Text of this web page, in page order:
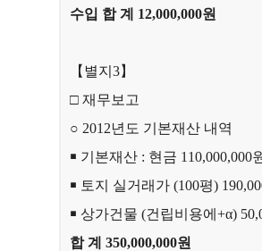
수입 합 계 12,000,000원
【별지3】
□ 재무보고
○ 2012년도 기본재산 내역
￭ 기본재산 : 현금
￭ 토지 실거래가 (100평)
￭ 상가건물 (건립비용에+α)
합 계 350,000,000원